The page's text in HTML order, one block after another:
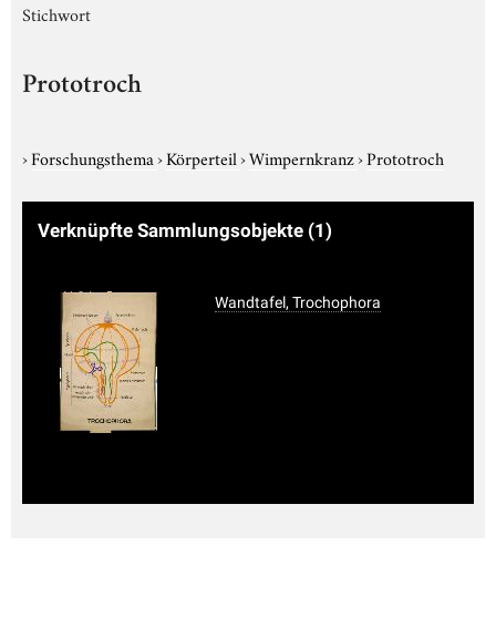
Stichwort
Prototroch
›Forschungsthema›Körperteil›Wimpernkranz›Prototroch
Verknüpfte Sammlungsobjekte (1)
Wandtafel, Trochophora